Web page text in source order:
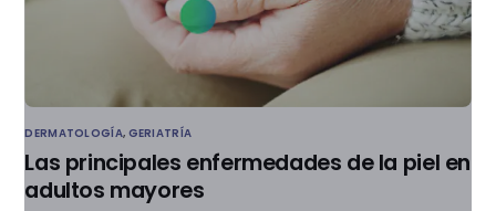
DERMATOLOGÍA, GERIATRÍA
Las principales enfermedades de la piel en
adultos mayores